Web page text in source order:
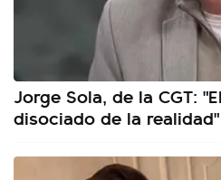
Jorge Sola, de la CGT:
disociado de la realidad"